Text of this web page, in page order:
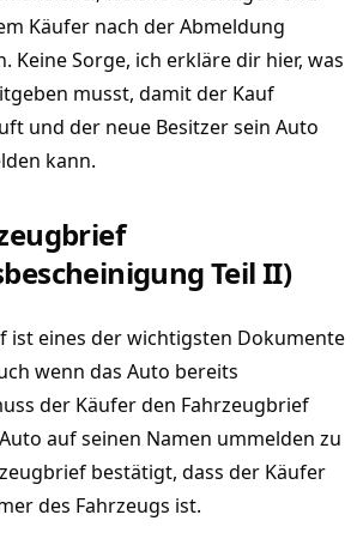
Käufer nach der Abmeldung
Keine Sorge, ich erkläre dir hier, was
musst, damit der Kauf
und der neue Besitzer sein Auto
kann.
Teil II)
ist eines der wichtigsten Dokumente
wenn das Auto bereits
der Käufer den Fahrzeugbrief
auf seinen Namen ummelden zu
bestätigt, dass der Käufer
des Fahrzeugs ist.